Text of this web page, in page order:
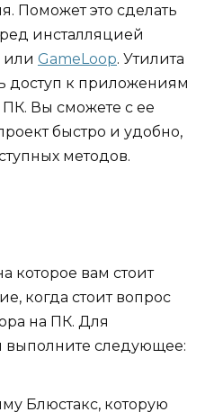
Поможет это сделать
инсталляцией
или GameLoop. Утилита
доступ к приложениям
Вы сможете с ее
быстро и удобно,
методов.
которое вам стоит
когда стоит вопрос
на ПК. Для
выполните следующее:
Блюстакс, которую